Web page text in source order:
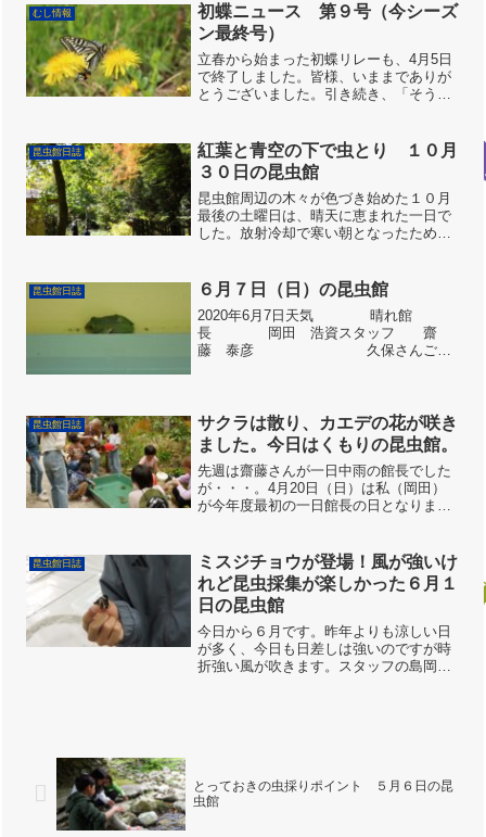
むし情報
初蝶ニュース 第９号（今シーズ
ン最終号）
立春から始まった初蝶リレーも、4月5日
で終了しました。皆様、いままでありが
とうございました。引き続き、「そう
歓迎！
昆虫館日誌
紅葉と青空の下で虫とり １０月
３０日の昆虫館
昆虫館周辺の木々が色づき始めた１０月
最後の土曜日は、晴天に恵まれた一日で
した。放射冷却で寒い朝となったため、
フたちも何も採れずに帰ってきていまし
た。しかし昆虫館のある谷...
昆虫館日誌 ６月７日（日）の昆虫館
2020年6月7日天気 晴れ館
長 岡田 浩資スタッフ 齋
藤 泰彦 久保さんご家
人 ...
昆虫館日誌
サクラは散り、カエデの花が咲き
ました。今日はくもりの昆虫館。
先週は齋藤さんが一日中雨の館長でした
が・・・。4月20日（日）は私（岡田）
が今年度最初の一日館長の日となりまし
午前中は意外なことに肌寒く、館内は暖
房を効かせ暖をとりまし...
昆虫館日誌
ミスジチョウが登場！風が強いけ
れど昆虫採集が楽しかった６月１
日の昆虫館
今日から６月です。昨年よりも涼しい日
が多く、今日も日差しは強いのですが時
折強い風が吹きます。スタッフの島岡さ
とっておきの虫採りポイント ５月６日の昆
虫館